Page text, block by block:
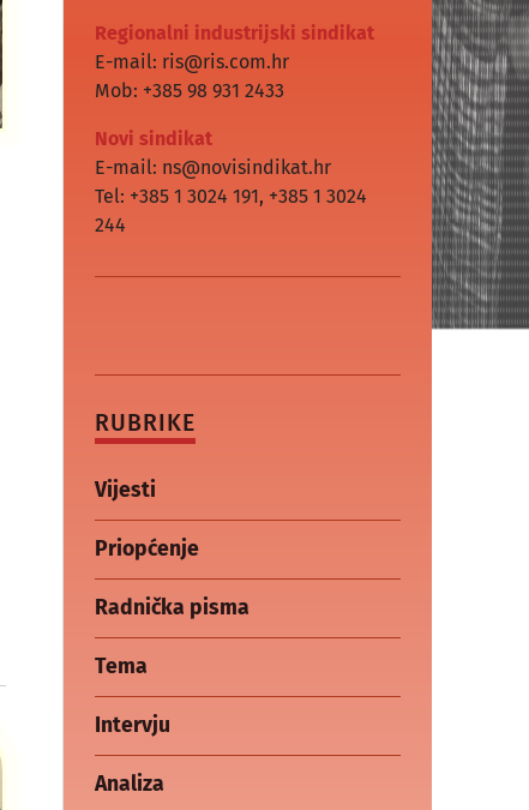
Regionalni industrijski sindikat
E-mail: ris@ris.com.hr
Mob: +385 98 931 2433
Novi sindikat
E-mail: ns@novisindikat.hr
Tel: +385 1 3024 191, +385 1 3024
244
RUBRIKE
Vijesti
Priopćenje
Radnička pisma
Tema
Intervju
Analiza